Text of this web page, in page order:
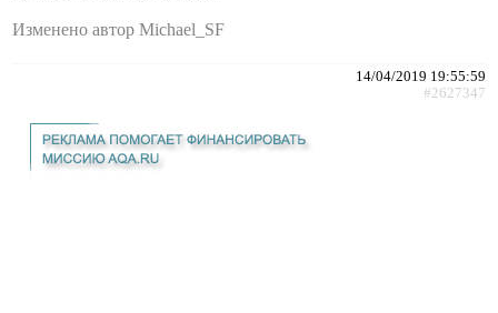
Изменено автор Michael_SF
14/04/2019 19:55:59
#2627347